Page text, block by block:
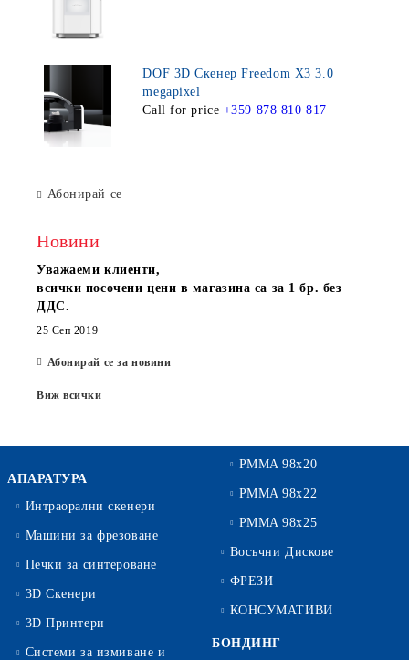
DOF 3D Скенер Freedom X3 3.0
megapixel
Call for price +359 878 810 817
Абонирай се
Новини
Уважаеми клиенти,
всички посочени цени в магазина са за 1 бр. без
ДДС.
25 Сеп 2019
Абонирай се за новини
Виж всички
АПАРАТУРА
Интраорални скенери
Машини за фрезоване
Печки за синтероване
3D Скенери
3D Принтери
Системи за измиване и
PMMA 98x20
PMMA 98x22
PMMA 98x25
Восъчни Дискове
ФРЕЗИ
КОНСУМАТИВИ
БОНДИНГ